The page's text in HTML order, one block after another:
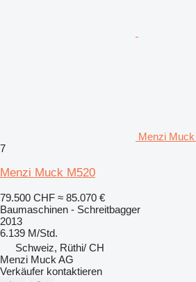
Menzi
7
Menzi Muck M520
79.500 CHF ≈ 85.070 €
Baumaschinen - Schreitbagger
2013
6.139 M/Std.
Schweiz, Rüthi/ CH
Menzi Muck AG
Verkäufer kontaktieren